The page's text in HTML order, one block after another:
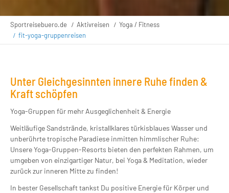
Sportreisebuero.de Aktivreisen
Yoga / Fitness
fit-yoga-gruppenreisen
Unter Gleichgesinnten innere Ruhe finden &
Kraft schöpfen
Yoga-Gruppen für mehr Ausgeglichenheit & Energie
Weitläufige Sandstrände, kristallklares türkisblaues Wasser und
unberührte tropische Paradiese inmitten himmlischer Ruhe:
Unsere Yoga-Gruppen-Resorts bieten den perfekten Rahmen, um
umgeben von einzigartiger Natur, bei Yoga & Meditation, wieder
zurück zur inneren Mitte zu finden!
In bester Gesellschaft tankst Du positive Energie für Körper und